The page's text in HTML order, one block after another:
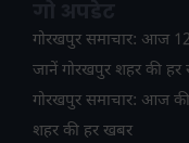
गोरखपुर समाचार: आज
जानें गोरखपुर शहर की
गोरखपुर समाचार: आज
शहर की हर खबर